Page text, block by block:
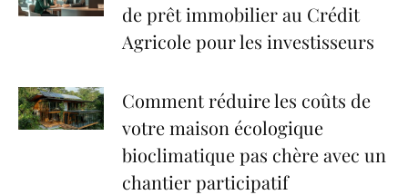
de prêt immobilier au Crédit
Agricole pour les investisseurs
Comment réduire les coûts de
votre maison écologique
bioclimatique pas chère avec un
chantier participatif